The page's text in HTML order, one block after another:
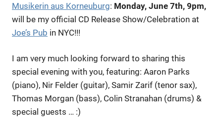
Musikerin aus Korneuburg: Monday, June 7th, 9pm,
will be my official CD Release Show/Celebration at
Joe’s Pub in NYC!!!
I am very much looking forward to sharing this
special evening with you, featuring: Aaron Parks
(piano), Nir Felder (guitar), Samir Zarif (tenor sax),
Thomas Morgan (bass), Colin Stranahan (drums) &
special guests … :)